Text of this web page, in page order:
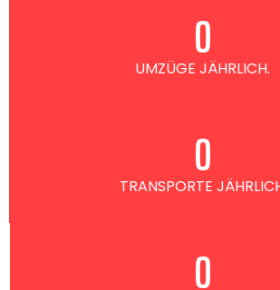
UMZÜGE JÄHRLICH.
0
TRANSPORTE
0
0